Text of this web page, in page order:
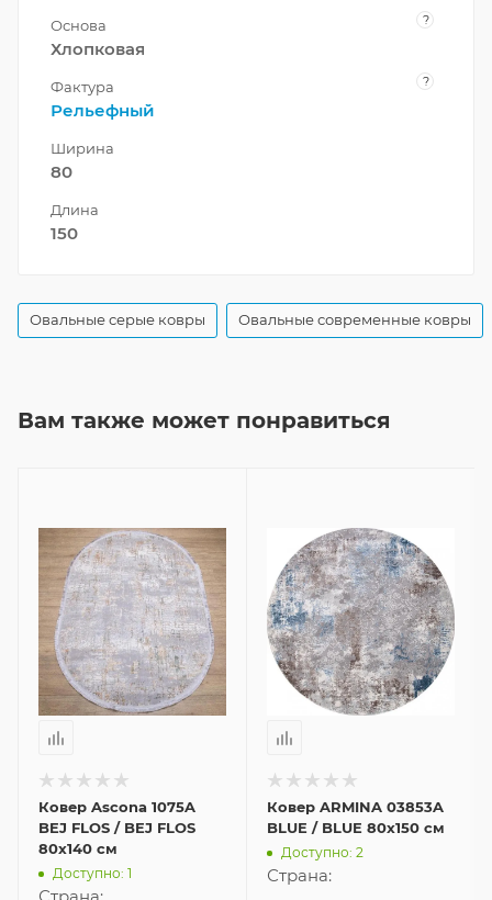
Основа ?
Хлопковая
Фактура ?
Рельефный
Ширина
80
Длина
150
Овальные серые ковры Овальные современные ковры
Вам также может понравиться
Ковер Ascona 1075A
BEJ FLOS / BEJ FLOS
80x140 см
Доступно: 1
Ковер ARMINA 03853A
BLUE / BLUE 80x150 см
Доступно: 2
Страна: